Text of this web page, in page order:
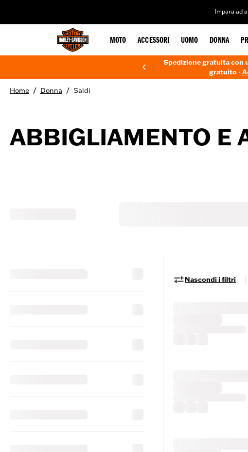
Impara ad
MOTO ACCESSORI UOMO DONNA
Spedizione gratuita con
gratuito -
Home / Donna / Saldi
ABBIGLIAMENTO E
Nascondi i filtri